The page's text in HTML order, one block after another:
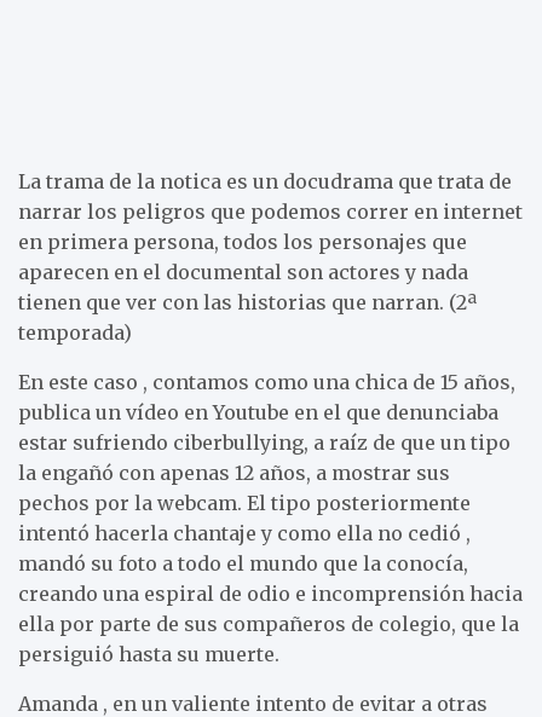
La trama de la notica es un docudrama que trata de
narrar los peligros que podemos correr en internet
en primera persona, todos los personajes que
aparecen en el documental son actores y nada
tienen que ver con las historias que narran. (2ª
temporada)
En este caso , contamos como una chica de 15 años,
publica un vídeo en Youtube en el que denunciaba
estar sufriendo ciberbullying, a raíz de que un tipo
la engañó con apenas 12 años, a mostrar sus
pechos por la webcam. El tipo posteriormente
intentó hacerla chantaje y como ella no cedió ,
mandó su foto a todo el mundo que la conocía,
creando una espiral de odio e incomprensión hacia
ella por parte de sus compañeros de colegio, que la
persiguió hasta su muerte.
Amanda , en un valiente intento de evitar a otras